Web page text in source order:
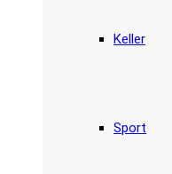
Keller
Sport